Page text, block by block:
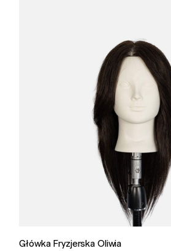
Główka Fryzjerska Oliwia